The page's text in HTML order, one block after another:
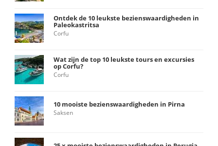
Ontdek de 10 leukste bezienswaardigheden in
Paleokastritsa
Corfu
Wat zijn de top 10 leukste tours en excursies
op Corfu?
Corfu
10 mooiste bezienswaardigheden in Pirna
Saksen